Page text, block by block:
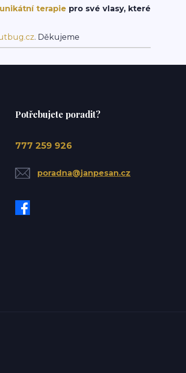
unikátní terapie pro své vlasy, které
. Děkujeme
Potřebujete poradit?
777 259 926
poradna@janpesan.cz